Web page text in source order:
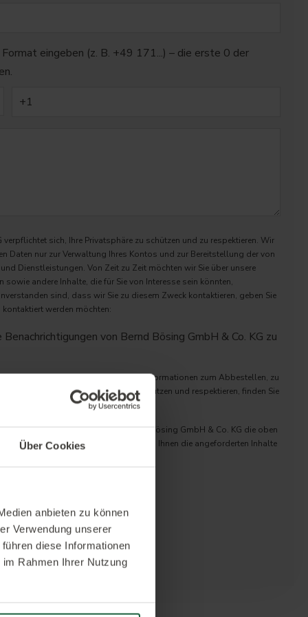
Über Cookies
anbieten zu können
Verwendung unserer
diese Informationen
Rahmen Ihrer Nutzung
eingeben (z. B. +49 171...) – die erste 0 der
sich, Ihre Privatsphäre zu schützen und zu respektieren. Wir
Daten nur zur Verwaltung Ihres Kontos und zur Bereitstellung der von
Dienstleistungen. Von Zeit zu Zeit möchten wir Sie über unsere
andere Inhalte, die für Sie von Interesse sein könnten,
sind, dass wir Sie zu diesem Zweck kontaktieren, geben Sie
werden möchten:
von Bernd Bösing GmbH & Co. KG zu
jederzeit abbestellen. Weitere Informationen zum Abbestellen, zu
dazu, wie wir Ihre Privatsphäre schützen und respektieren, finden Sie
klicken, stimmen Sie zu, dass Bernd Bösing GmbH & Co. KG die oben
Daten speichert und verarbeitet, um Ihnen die angeforderten Inhalte